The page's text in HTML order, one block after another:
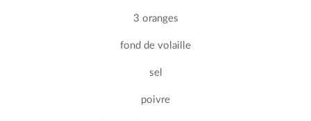
3 oranges
fond de volaille
sel
poivre